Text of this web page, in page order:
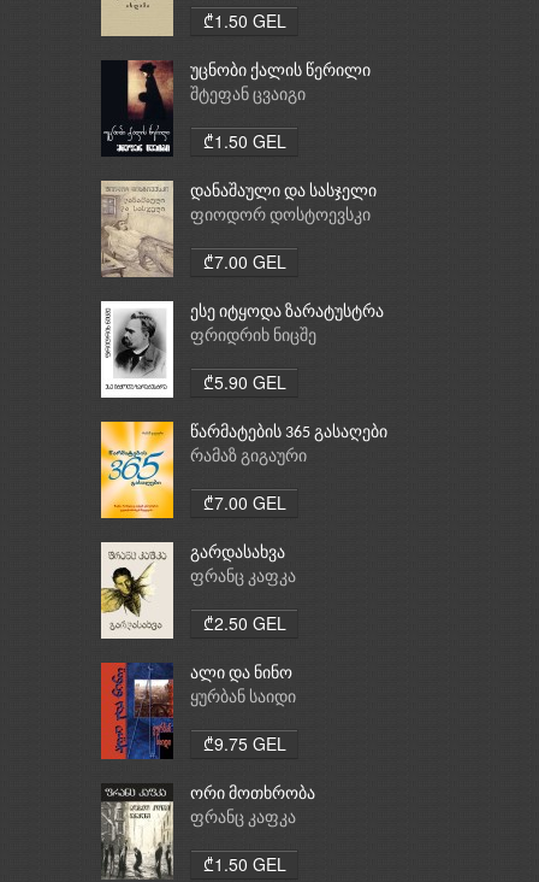
₾1.50 GEL
უცნობი ქალის წერილი
შტეფან ცვაიგი
₾1.50 GEL
დანაშაული და სასჯელი
ფიოდორ დოსტოევსკი
₾7.00 GEL
ესე იტყოდა ზარატუსტრა
ფრიდრიხ ნიცშე
₾5.90 GEL
წარმატების 365 გასაღები
რამაზ გიგაური
₾7.00 GEL
გარდასახვა
ფრანც კაფკა
₾2.50 GEL
ალი და ნინო
ყურბან საიდი
₾9.75 GEL
ორი მოთხრობა
ფრანც კაფკა
₾1.50 GEL